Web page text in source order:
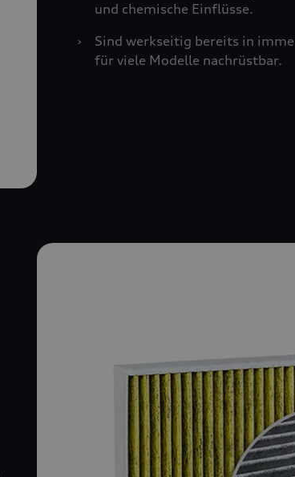
und chemische Einflüsse.
›
Sind werkseitig bereits in
für viele Modelle nachrüstbar.